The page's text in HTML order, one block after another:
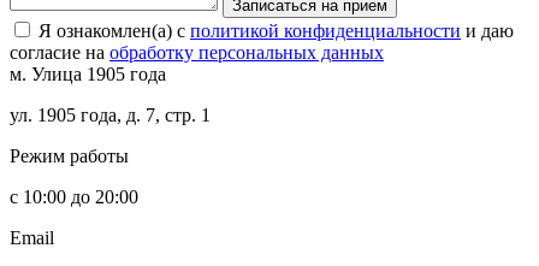
Записаться на прием
Я ознакомлен(а) с политикой конфиденциальности и даю
согласие на обработку персональных данных
м. Улица 1905 года
ул. 1905 года, д. 7, стр. 1
Режим работы
с 10:00 до 20:00
Email